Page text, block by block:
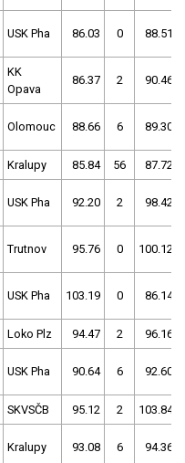
USK Pha 86.03 0 88.51
KK
Opava
86.37 2 90.46
Olomouc 88.66 6 89.30
Kralupy 85.84 56 87.72
USK Pha 92.20 2 98.42
Trutnov 95.76 0 100.12
USK Pha 103.19 0 86.14
Loko Plz 94.47 2 96.16
USK Pha 90.64 6 92.60
SKVSČB 95.12 2 103.84
Kralupy 93.08 6 94.36